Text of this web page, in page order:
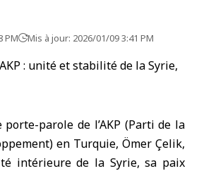
PM Mis à jour: 2026/01/09 3:41 PM
porte-parole de l’AKP (Parti de la
en Turquie, Ömer Çelik,
intérieure de la Syrie, sa paix